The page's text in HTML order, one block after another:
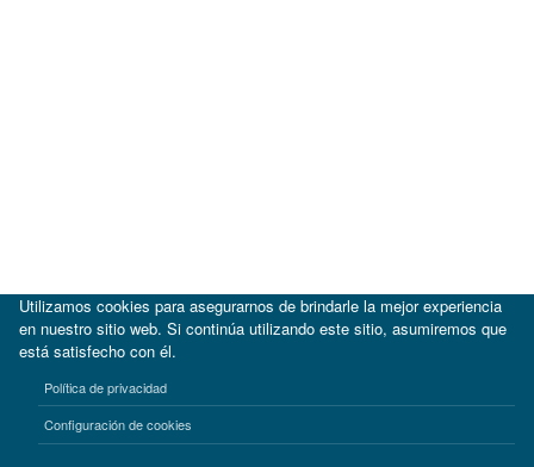
Términos de uso Aviso de privacidad
Utilizamos cookies para asegurarnos de brindarle la mejor experiencia
en nuestro sitio web. Si continúa utilizando este sitio, asumiremos que
está satisfecho con él.
Política de privacidad
Configuración de cookies